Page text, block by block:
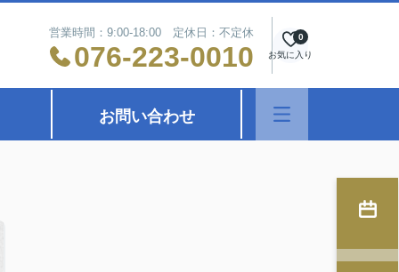
営業時間：9:00-18:00 定休日：不定休
076-223-0010 お気に入り
0
お問い合わせ